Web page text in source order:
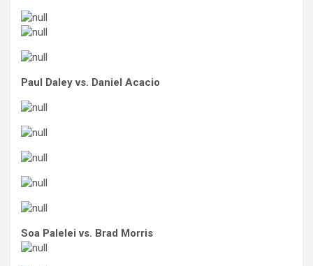
Paul Daley vs. Daniel Acacio
Soa Palelei vs. Brad Morris